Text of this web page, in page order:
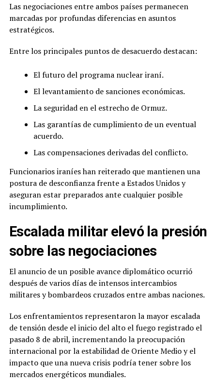
Las negociaciones entre ambos países permanecen
marcadas por profundas diferencias en asuntos
estratégicos.
Entre los principales puntos de desacuerdo destacan:
El futuro del programa nuclear iraní.
El levantamiento de sanciones económicas.
La seguridad en el estrecho de Ormuz.
Las garantías de cumplimiento de un eventual
acuerdo.
Las compensaciones derivadas del conflicto.
Funcionarios iraníes han reiterado que mantienen una
postura de desconfianza frente a Estados Unidos y
aseguran estar preparados ante cualquier posible
incumplimiento.
Escalada militar elevó la presión
sobre las negociaciones
El anuncio de un posible avance diplomático ocurrió
después de varios días de intensos intercambios
militares y bombardeos cruzados entre ambas naciones.
Los enfrentamientos representaron la mayor escalada
de tensión desde el inicio del alto el fuego registrado el
pasado 8 de abril, incrementando la preocupación
internacional por la estabilidad de Oriente Medio y el
impacto que una nueva crisis podría tener sobre los
mercados energéticos mundiales.